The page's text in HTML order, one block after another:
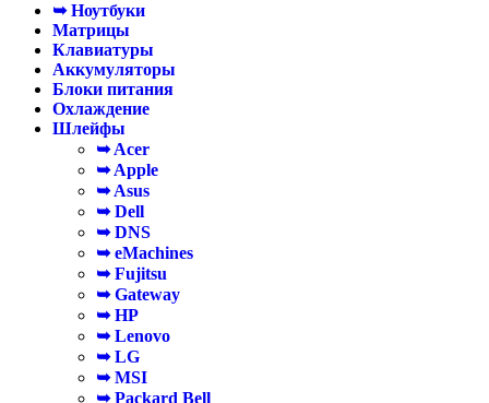
➥ Ноутбуки
Матрицы
Клавиатуры
Аккумуляторы
Блоки питания
Охлаждение
Шлейфы
➥ Acer
➥ Apple
➥ Asus
➥ Dell
➥ DNS
➥ eMachines
➥ Fujitsu
➥ Gateway
➥ HP
➥ Lenovo
➥ LG
➥ MSI
➥ Packard Bell